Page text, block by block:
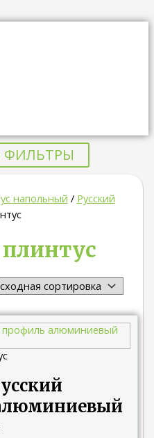
напольный / Русский
ФИЛЬТРЫ